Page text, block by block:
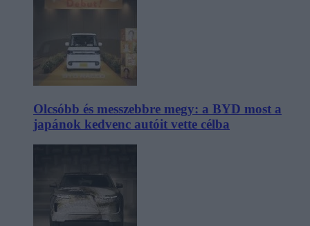
Olcsóbb és messzebbre megy: a BYD most a
japánok kedvenc autóit vette célba